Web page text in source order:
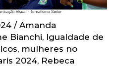
/ Amanda
Bianchi, Igualdade de
, mulheres no
2024, Rebeca